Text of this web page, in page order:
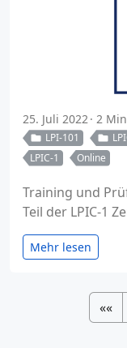
25. Juli 2022 2
LPI-101
LPIC-1
Online
Training und
Teil der LPIC-1
Mehr lesen
««